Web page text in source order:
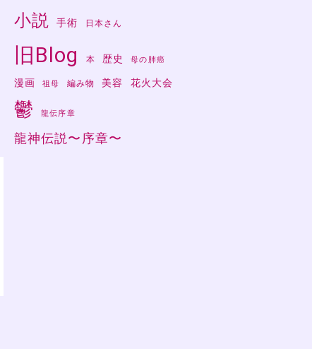
小説 手術 日本さん
旧Blog 本 歴史 母の肺癌
漫画 祖母 編み物 美容 花火大会
鬱 龍伝序章
龍神伝説〜序章〜